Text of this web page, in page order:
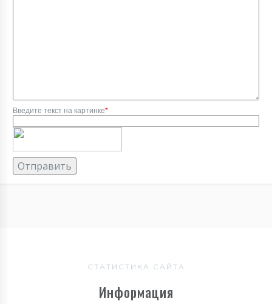
Введите текст на картинке*
СТАТИСТИКА САЙТА
Информация